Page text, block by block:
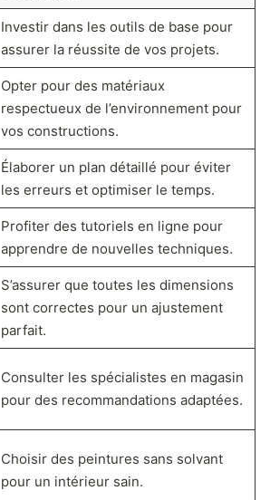
Investir dans les outils de base pour
assurer la réussite de vos projets.
Opter pour des matériaux
respectueux de l’environnement pour
vos constructions.
Élaborer un plan détaillé pour éviter
les erreurs et optimiser le temps.
Profiter des tutoriels en ligne pour
apprendre de nouvelles techniques.
S’assurer que toutes les dimensions
sont correctes pour un ajustement
parfait.
Consulter les spécialistes en magasin
pour des recommandations adaptées.
Choisir des peintures sans solvant
pour un intérieur sain.